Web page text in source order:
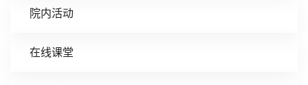
院内活动
在线课堂